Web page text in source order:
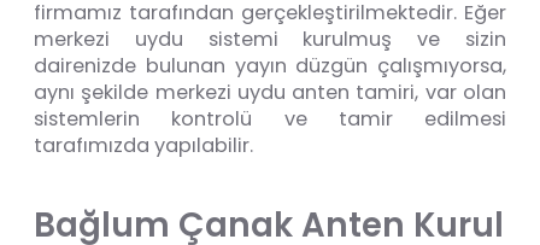
firmamız tarafından gerçekleştirilmektedir. Eğer
merkezi uydu sistemi kurulmuş ve sizin
dairenizde bulunan yayın düzgün çalışmıyorsa,
aynı şekilde merkezi uydu anten tamiri, var olan
sistemlerin kontrolü ve tamir edilmesi
tarafımızda yapılabilir.
Bağlum Çanak Anten Kurul